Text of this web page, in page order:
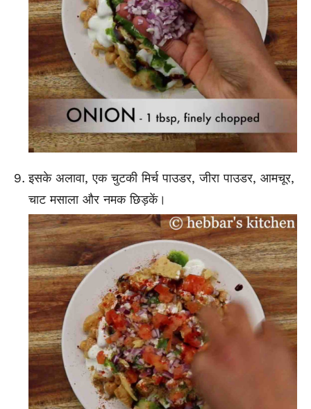
इसके अलावा, एक चुटकी मिर्च पाउडर, जीरा पाउडर, आमचूर,
चाट मसाला और नमक छिड़कें।